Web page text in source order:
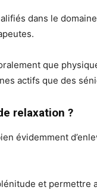
dans le
que
actifs que des
relaxation ?
évidemment
et permettre